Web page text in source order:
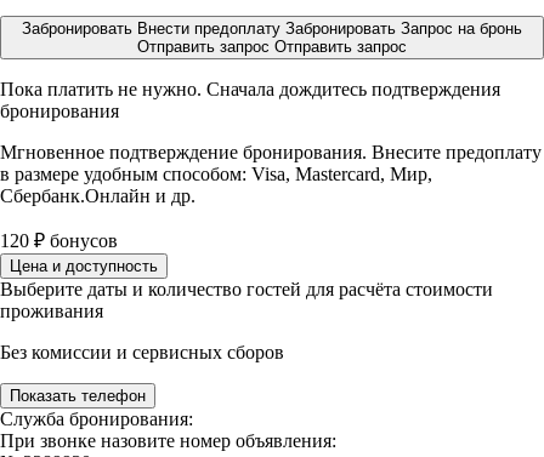
Забронировать Внести предоплату Забронировать Запрос на бронь
Отправить запрос Отправить запрос
Пока платить не нужно. Сначала дождитесь подтверждения
бронирования
Мгновенное подтверждение бронирования. Внесите предоплату
в размере удобным способом: Visa, Mastercard, Мир,
Сбербанк.Онлайн и др.
120 ₽ бонусов
Цена и доступность
Выберите даты и количество гостей для расчёта стоимости
проживания
Без комиссии и сервисных сборов
Показать телефон
Служба бронирования:
При звонке назовите номер объявления: